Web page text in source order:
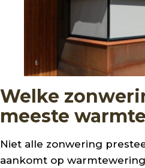
Welke
meeste
Niet alle zonwering
aankomt op